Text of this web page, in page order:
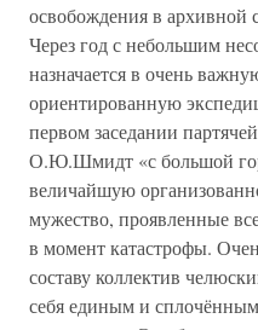
освобождения в архивной
Через год с небольшим
назначается в очень
ориентированную
первом заседании
О.Ю.Шмидт «с большой
величайшую
мужество, проявленные
в момент катастрофы.
составу коллектив
себя единым и